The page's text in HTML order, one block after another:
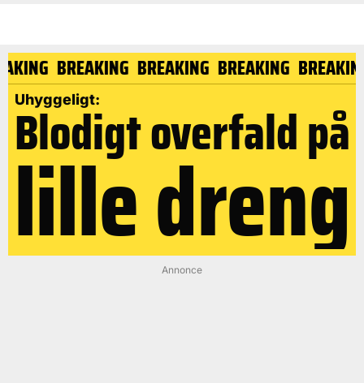
BREAKING BREAKING BREAKING
Uhyggeligt:
Blodigt overfald på
lille dreng
Annonce